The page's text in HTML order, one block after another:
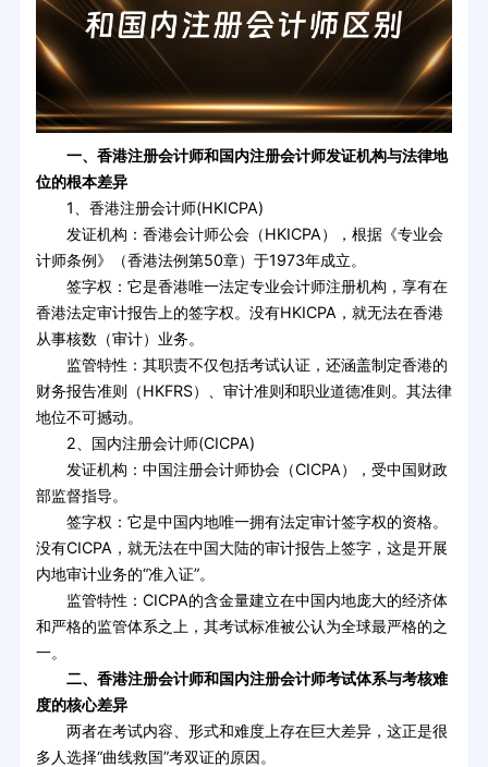
一、香港注册会计师和国内注册会计师发证机构与法律地
位的根本差异
1、香港注册会计师(HKICPA)
发证机构：香港会计师公会（HKICPA），根据《专业会
计师条例》（香港法例第50章）于1973年成立。
签字权：它是香港唯一法定专业会计师注册机构，享有在
香港法定审计报告上的签字权。没有HKICPA，就无法在香港
从事核数（审计）业务。
监管特性：其职责不仅包括考试认证，还涵盖制定香港的
财务报告准则（HKFRS）、审计准则和职业道德准则。其法律
地位不可撼动。
2、国内注册会计师(CICPA)
发证机构：中国注册会计师协会（CICPA），受中国财政
部监督指导。
签字权：它是中国内地唯一拥有法定审计签字权的资格。
没有CICPA，就无法在中国大陆的审计报告上签字，这是开展
内地审计业务的“准入证”。
监管特性：CICPA的含金量建立在中国内地庞大的经济体
和严格的监管体系之上，其考试标准被公认为全球最严格的之
一。
二、香港注册会计师和国内注册会计师考试体系与考核难
度的核心差异
两者在考试内容、形式和难度上存在巨大差异，这正是很
多人选择“曲线救国”考双证的原因。